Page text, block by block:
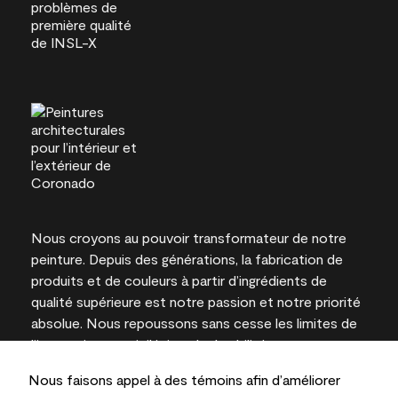
Nous faisons appel à des témoins afin d’améliorer
Nous croyons au pouvoir transformateur de notre
peinture. Depuis des générations, la fabrication de
produits et de couleurs à partir d’ingrédients de
qualité supérieure est notre passion et notre priorité
absolue. Nous repoussons sans cesse les limites de
l’innovation et privilégions la durabilité pour
l’expertise locale.